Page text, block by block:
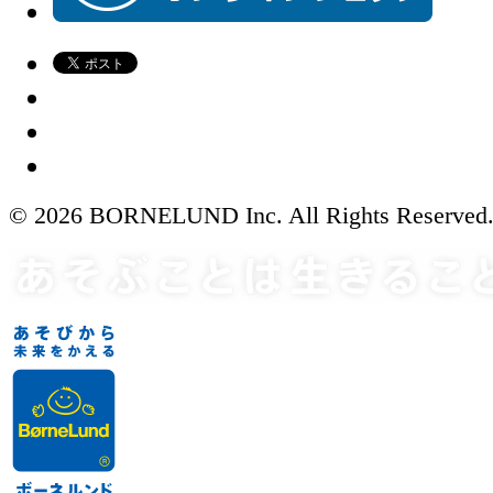
© 2026 BORNELUND Inc. All Rights Reserved.